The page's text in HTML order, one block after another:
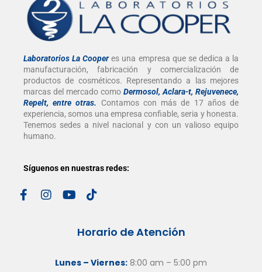
Laboratorios La Cooperes una empresa que se dedica a la
manufacturación, fabricación y comercialización de
productos de cosméticos. Representando a las mejores
marcas del mercado como Dermosol, Aclara-t, Rejuvenece,
Repelt, entre otras. Contamos con más de 17 años de
experiencia, somos una empresa confiable, seria y honesta.
Tenemos sedes a nivel nacional y con un valioso equipo
humano.
Síguenos en nuestras redes:
Horario de Atención
Lunes – Viernes: 8:00 am – 5:00 pm